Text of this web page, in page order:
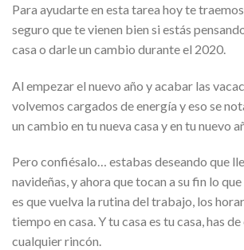
Para ayudarte en esta tarea hoy te
seguro que te vienen bien si estás
casa o darle un cambio durante el 2020.
Al empezar el nuevo año y acabar las
volvemos cargados de energía y eso se
un cambio en tu nueva casa y en tu nuevo
Pero confiésalo… estabas deseando que
navideñas, y ahora que tocan a su fin lo
es que vuelva la rutina del trabajo, los
tiempo en casa. Y tu casa es tu casa, has
cualquier rincón.